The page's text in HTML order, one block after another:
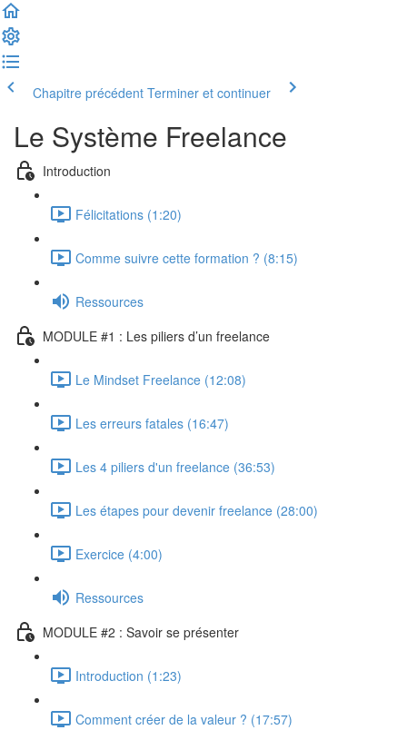
Chapitre précédent Terminer et continuer
Le Système Freelance
Introduction
Félicitations (1:20)
Comme suivre cette formation ? (8:15)
Ressources
MODULE #1 : Les piliers d’un freelance
Le Mindset Freelance (12:08)
Les erreurs fatales (16:47)
Les 4 piliers d'un freelance (36:53)
Les étapes pour devenir freelance (28:00)
Exercice (4:00)
Ressources
MODULE #2 : Savoir se présenter
Introduction (1:23)
Comment créer de la valeur ? (17:57)